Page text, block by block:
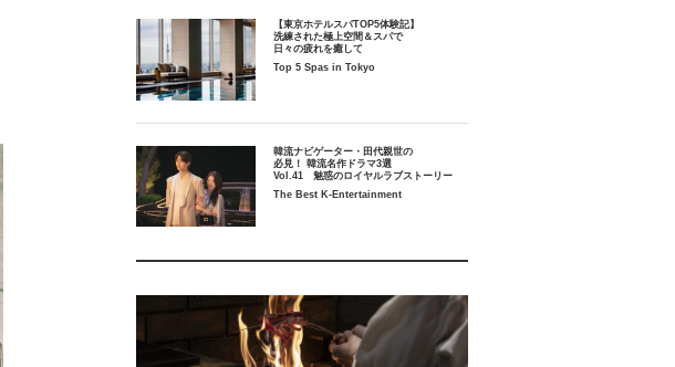
【東京ホテルスパTOP5体験記】
洗練された極上空間＆スパで
日々の疲れを癒して
Top 5 Spas in Tokyo
韓流ナビゲーター・田代親世の
必見！ 韓流名作ドラマ3選
Vol.41 魅惑のロイヤルラブストーリー
The Best K-Entertainment